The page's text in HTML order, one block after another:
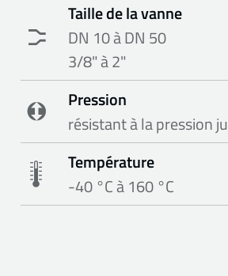
Taille de la vanne
DN 10 à DN 50
3/8" à 2"
Pression
résistant à la pression
Température
-40 °C à 160 °C